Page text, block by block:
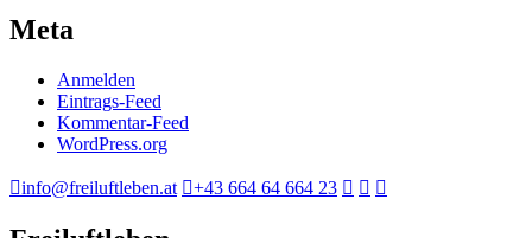
Meta
Anmelden
Eintrags-Feed
Kommentar-Feed
WordPress.org
info@freiluftleben.at +43 664 64 664 23